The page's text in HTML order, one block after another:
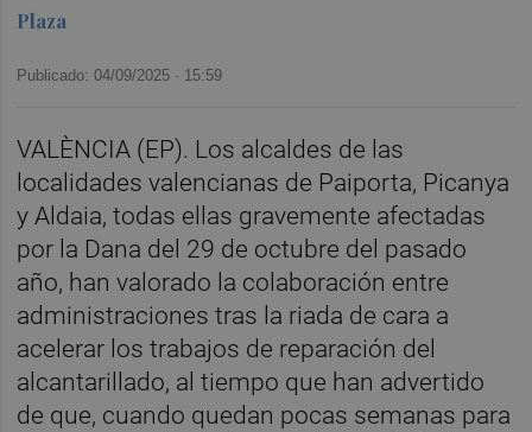
Plaza
Publicado: 04/09/2025 · 15:59
VALÈNCIA (EP). Los alcaldes de las
localidades valencianas de Paiporta, Picanya
y Aldaia, todas ellas gravemente afectadas
por la Dana del 29 de octubre del pasado
año, han valorado la colaboración entre
administraciones tras la riada de cara a
acelerar los trabajos de reparación del
alcantarillado, al tiempo que han advertido
de que, cuando quedan pocas semanas para